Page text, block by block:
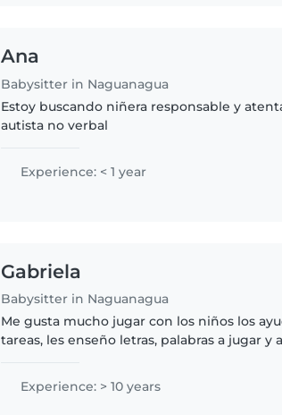
Ana
Babysitter in Naguanagua
Estoy buscando niñera responsable y
autista no verbal
Experience: < 1 year
Gabriela
Babysitter in Naguanagua
Me gusta mucho jugar con los niños los
tareas, les enseño letras, palabras a jugar y
licenciada..
Experience: > 10 years